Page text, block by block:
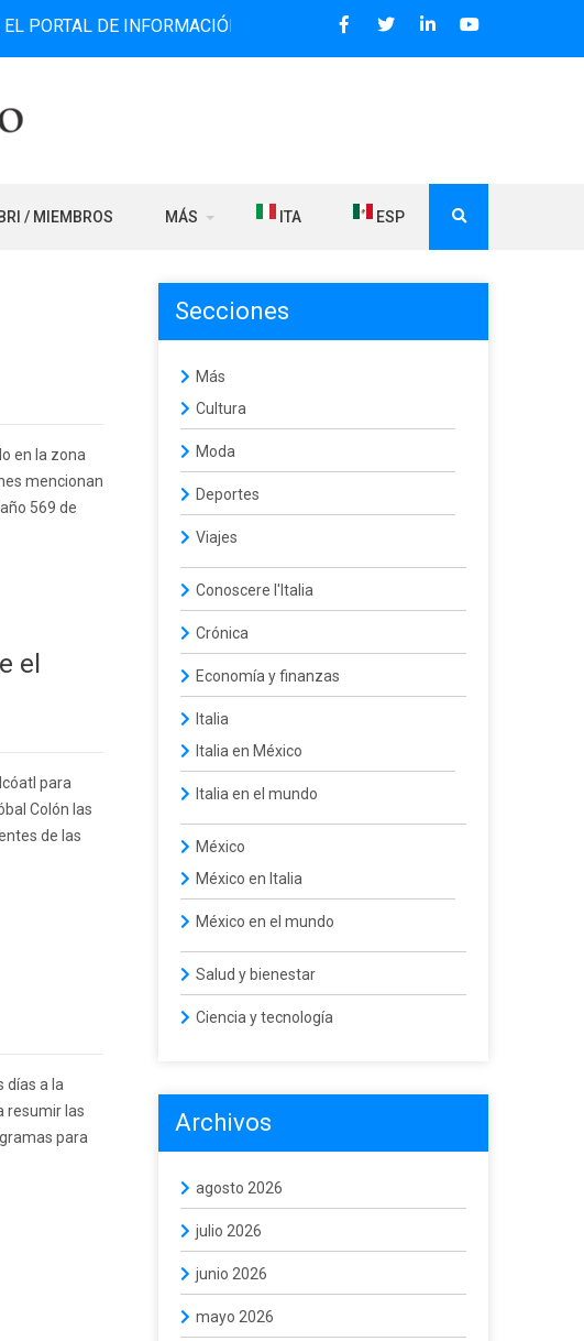
DE INFORMACIÓN BILINGÜE QUE DESDE 2006 DIFUNDE NOTICIAS
/ MIEMBROS MÁS ITA ESP
en la zona
mencionan
569 de
el
para
Colón las
de las
días a la
resumir las
para
Secciones
Más
Cultura
Moda
Deportes
Viajes
Conoscere l'Italia
Crónica
Economía y finanzas
Italia
Italia en México
Italia en el mundo
México
México en Italia
México en el mundo
Salud y bienestar
Ciencia y tecnología
Archivos
agosto 2026
julio 2026
junio 2026
mayo 2026